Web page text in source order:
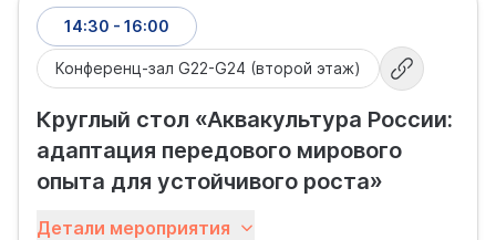
14:30 - 16:00
Конференц-зал G22-G24 (второй этаж)
Круглый стол «Аквакультура России:
адаптация передового мирового
опыта для устойчивого роста»
Аквакультура России на сегодняшний день остается
Детали мероприятия